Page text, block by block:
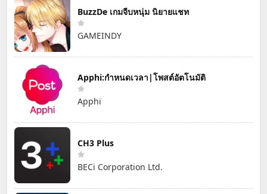
BuzzDe เกมจีบหนุ่ม นิยายแชท
GAMEINDY
Apphi:กำหนดเวลา|โพสต์อัตโนมัติ
Apphi
CH3 Plus
BECi Corporation Ltd.